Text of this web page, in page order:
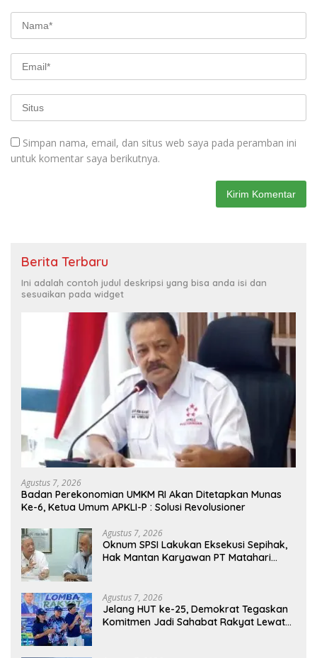
Simpan nama, email, dan situs web saya pada peramban ini
untuk komentar saya berikutnya.
Berita Terbaru
Ini adalah contoh judul deskripsi yang bisa anda isi dan
sesuaikan pada widget
Agustus 7, 2026
Badan Perekonomian UMKM RI Akan Ditetapkan Munas
Ke-6, Ketua Umum APKLI-P : Solusi Revolusioner
Agustus 7, 2026
Oknum SPSI Lakukan Eksekusi Sepihak,
Hak Mantan Karyawan PT Matahari
Agustus 7, 2026
Jelang HUT ke-25, Demokrat Tegaskan
Komitmen Jadi Sahabat Rakyat Lewat